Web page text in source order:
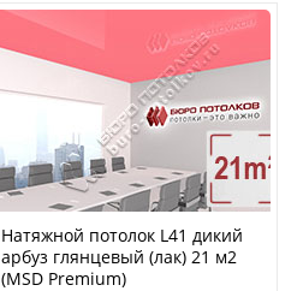
Натяжной потолок L41 дикий
арбуз глянцевый (лак) 21 м2
(MSD Premium)